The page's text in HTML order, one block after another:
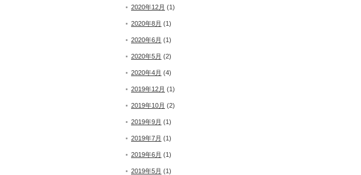
2020年12月 (1)
2020年8月 (1)
2020年6月 (1)
2020年5月 (2)
2020年4月 (4)
2019年12月 (1)
2019年10月 (2)
2019年9月 (1)
2019年7月 (1)
2019年6月 (1)
2019年5月 (1)